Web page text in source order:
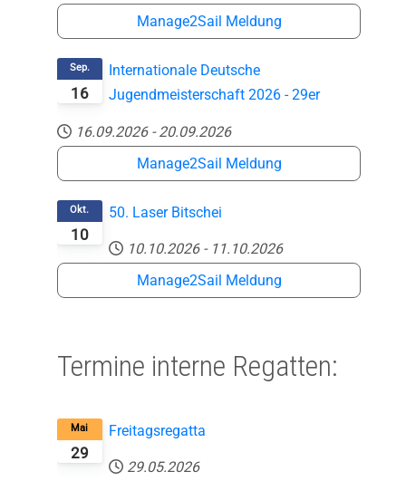
Manage2Sail Meldung
16
Sep.
Internationale Deutsche
Jugendmeisterschaft 2026 - 29er
16.09.2026 - 20.09.2026
Manage2Sail Meldung
10
Okt. 50. Laser Bitschei
10.10.2026 - 11.10.2026
Manage2Sail Meldung
Termine interne Regatten:
29
Mai Freitagsregatta
29.05.2026